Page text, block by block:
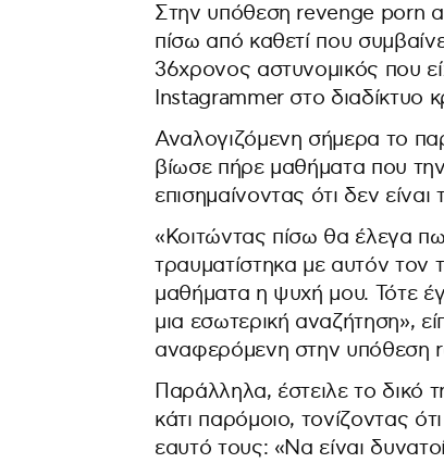
Στην υπόθεση revenge porn
πίσω από καθετί που
36χρονος αστυνομικός που
Instagrammer στο διαδίκτυο
Αναλογιζόμενη σήμερα το
βίωσε πήρε μαθήματα που
επισημαίνοντας ότι δεν
«Κοιτώντας πίσω θα έλεγα
τραυματίστηκα με αυτόν
μαθήματα η ψυχή μου. Τότε
μια εσωτερική αναζήτηση»,
αναφερόμενη στην υπόθεση
Παράλληλα, έστειλε το δικό
κάτι παρόμοιο, τονίζοντας
εαυτό τους: «Να είναι